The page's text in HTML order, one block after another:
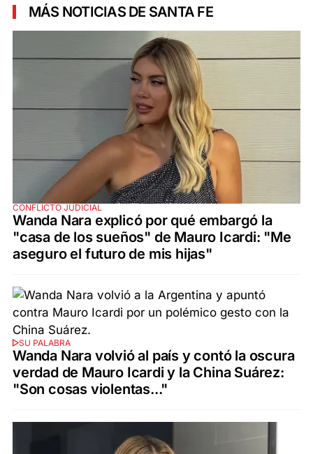
MÁS NOTICIAS DE SANTA FE
CONFLICTO JUDICIAL
Wanda Nara explicó por qué embargó la
"casa de los sueños" de Mauro Icardi: "Me
aseguro el futuro de mis hijas"
SU PALABRA
Wanda Nara volvió al país y contó la oscura
verdad de Mauro Icardi y la China Suárez:
"Son cosas violentas..."